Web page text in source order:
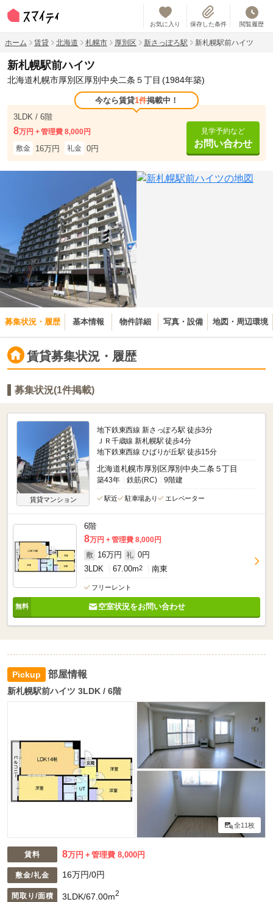
お気に入り 保存した条件 閲覧履歴
ホーム 賃貸 北海道 札幌市 厚別区 新さっぽろ駅 新札幌駅前ハイツ
新札幌駅前ハイツ
北海道札幌市厚別区厚別中央二条５丁目 (1984年築)
今なら賃貸1件掲載中！
3LDK / 6階
8万円
管理費 8,000円
敷金
16万円 礼金 0円
見学予約など
お問い合わせ
募集状況・履歴 基本情報 物件詳細 写真・設備 地図・周辺環境
賃貸募集状況・履歴
募集状況(1件掲載)
賃貸マンション
地下鉄東西線 新さっぽろ駅 徒歩3分
ＪＲ千歳線 新札幌駅 徒歩4分
地下鉄東西線 ひばりが丘駅 徒歩15分
北海道札幌市厚別区厚別中央二条５丁目
築43年 鉄筋(RC) 9階建
駅近 駐車場あり エレベーター
6階
8万円
管理費 8,000円
敷 16万円 礼 0円
3LDK
67.00m2 南東
フリーレント
空室状況をお問い合わせ
部屋情報
新札幌駅前ハイツ 3LDK / 6階
全11枚
賃料 8万円 管理費 8,000円
敷金/礼金 16万円/0円
間取り/面積 3LDK/67.00m2